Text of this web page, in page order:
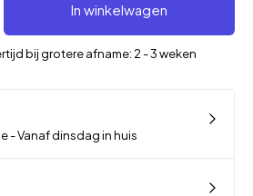
In winkelwagen
bij grotere afname: 2 - 3 weken
- Vanaf dinsdag in huis